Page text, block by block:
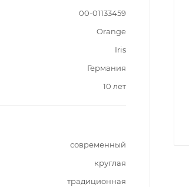
00-01133459
Orange
Iris
Германия
10 лет
современный
круглая
традиционная